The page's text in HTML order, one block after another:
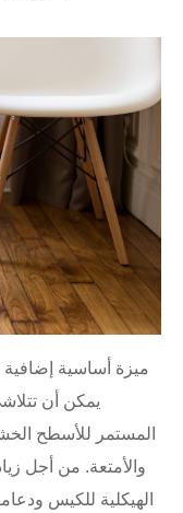
ميزة أساسية
يمكن أن
المستمر للأسطح
والأمتعة. من أجل
الهيكلية للكيس